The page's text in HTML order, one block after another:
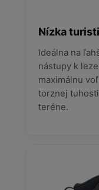
Nízka
Ideálna na
nástupy k
maximálnu
torznej
teréne.